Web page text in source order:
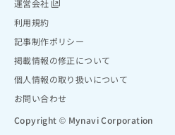
運営会社
利用規約
記事制作ポリシー
掲載情報の修正について
個人情報の取り扱いについて
お問い合わせ
Copyright © Mynavi Corporation